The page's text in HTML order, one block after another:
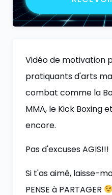
Vidéo de motivation
pratiquants d'arts
combat comme la
MMA, le Kick Boxing
encore.
Pas d'excuses AGIS!!!
Si t'as aimé, laisse-
PENSE à PARTAGER